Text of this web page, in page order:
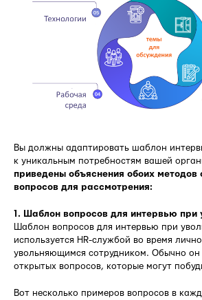
Вы должны адаптировать шаблон
к уникальным потребностям вашей
приведены объяснения обоих
вопросов для рассмотрения:
1. Шаблон вопросов для интервью при
Шаблон вопросов для интервью при
используется HR-службой во время
увольняющимся сотрудником. Обычно он
открытых вопросов, которые могут
Вот несколько примеров вопросов в